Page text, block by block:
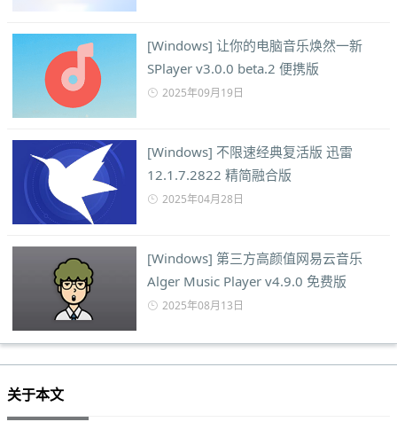
[Windows] 让你的电脑音乐焕然一新
SPlayer v3.0.0 beta.2 便携版
2025年09月19日
[Windows] 不限速经典复活版 迅雷
12.1.7.2822 精简融合版
2025年04月28日
[Windows] 第三方高颜值网易云音乐
Alger Music Player v4.9.0 免费版
2025年08月13日
关于本文